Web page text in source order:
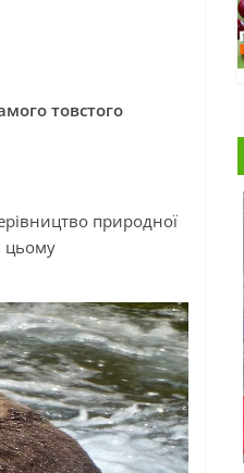
товстого
природної
цьому